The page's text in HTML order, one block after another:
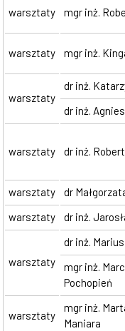
warsztaty mgr inż.
warsztaty mgr inż.
warsztaty
dr inż.
dr inż.
warsztaty dr inż.
warsztaty
dr
warsztaty
dr inż.
warsztaty
dr inż.
mgr inż.
Pochopień
warsztaty
mgr inż.
Maniara